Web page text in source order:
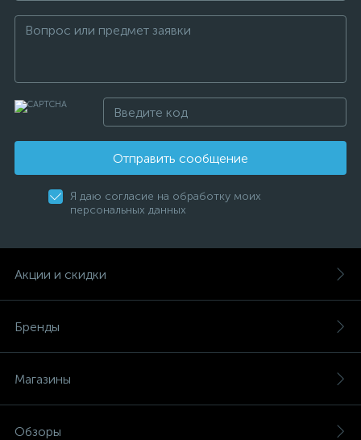
Отправить сообщение
Я даю согласие на обработку моих
персональных данных
Акции и скидки
Бренды
Магазины
Обзоры